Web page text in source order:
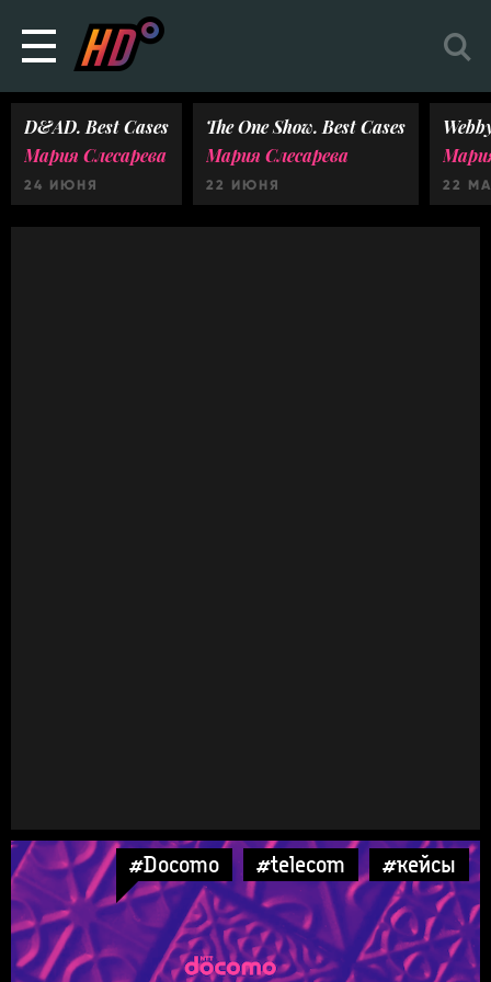
D&AD. Best Cases
Мария Слесарева
24 ИЮНЯ
The One Show. Best Cases
Мария Слесарева
22 ИЮНЯ 22
#Docomo #telecom #кейсы